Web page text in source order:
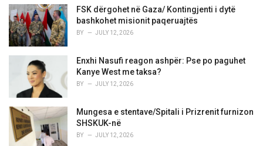
FSK dërgohet në Gaza/ Kontingjenti i dytë
bashkohet misionit paqeruajtës
BY JULY 12, 2026
Enxhi Nasufi reagon ashpër: Pse po paguhet
Kanye West me taksa?
BY JULY 12, 2026
Mungesa e stentave/Spitali i Prizrenit furnizon
SHSKUK-në
BY JULY 12, 2026